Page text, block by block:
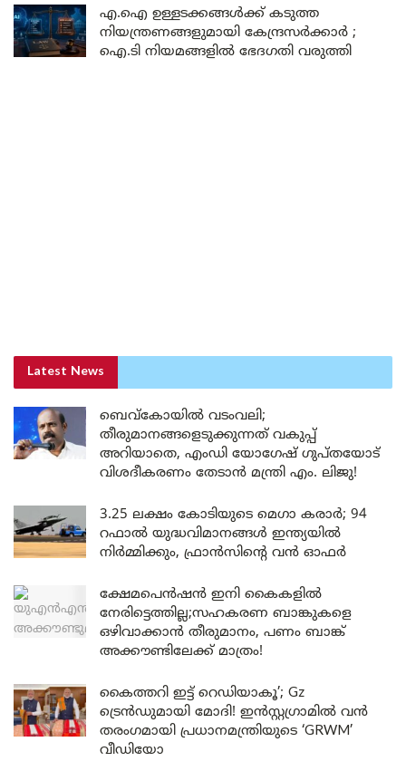
എ.ഐ ഉള്ളടക്കങ്ങൾക്ക് കടുത്ത
നിയന്ത്രണങ്ങളുമായി കേന്ദ്രസർക്കാർ ;
ഐ.ടി നിയമങ്ങളിൽ ഭേദഗതി വരുത്തി
Latest News
ബെവ്കോയിൽ വടംവലി;
തീരുമാനങ്ങളെടുക്കുന്നത് വകുപ്പ്
അറിയാതെ, എംഡി യോഗേഷ് ഗുപ്തയോട്
വിശദീകരണം തേടാൻ മന്ത്രി എം. ലിജു!
3.25 ലക്ഷം കോടിയുടെ മെഗാ കരാർ; 94
റഫാൽ യുദ്ധവിമാനങ്ങൾ ഇന്ത്യയിൽ
നിർമ്മിക്കും, ഫ്രാൻസിന്റെ വൻ ഓഫർ
ക്ഷേമപെൻഷൻ ഇനി കൈകളിൽ
നേരിട്ടെത്തില്ല;സഹകരണ ബാങ്കുകളെ
ഒഴിവാക്കാൻ തീരുമാനം, പണം ബാങ്ക്
അക്കൗണ്ടിലേക്ക് മാത്രം!
കൈത്തറി ഇട്ട് റെഡിയാകൂ’; Gz
ട്രെൻഡുമായി മോദി! ഇൻസ്റ്റഗ്രാമിൽ വൻ
തരംഗമായി പ്രധാനമന്ത്രിയുടെ ‘GRWM’
വീഡിയോ